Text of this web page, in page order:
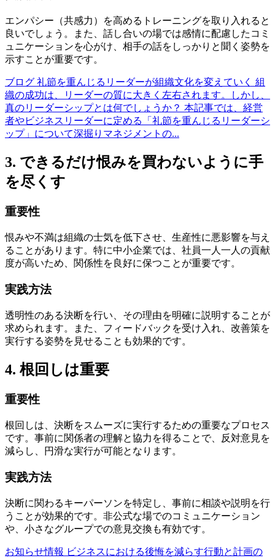
エンパシー（共感力）を高めるトレーニングを取り入れると
良いでしょう。また、話し合いの場では感情に配慮したコミ
ュニケーションを心がけ、相手の話をしっかりと聞く姿勢を
示すことが重要です。
ブログ 礼節を重んじるリーダーが組織文化を変えていく 組
織の成功は、リーダーの質に大きく左右されます。しかし、
真のリーダーシップとは何でしょうか？ 本記事では、経営
者やビジネスリーダーに定める「礼節を重んじるリーダーシ
ップ」について深掘りマネジメントの...
3. できるだけ恨みを買わないように手
を尽くす
重要性
恨みや不満は組織の士気を低下させ、生産性に悪影響を与え
ることがあります。特に中小企業では、社員一人一人の貢献
度が高いため、関係性を良好に保つことが重要です。
実践方法
透明性のある決断を行い、その理由を明確に説明することが
求められます。また、フィードバックを受け入れ、改善策を
実行する姿勢を見せることも効果的です。
4. 根回しは重要
重要性
根回しは、決断をスムーズに実行するための重要なプロセス
です。事前に関係者の理解と協力を得ることで、反対意見を
減らし、円滑な実行が可能となります。
実践方法
決断に関わるキーパーソンを特定し、事前に相談や説明を行
うことが効果的です。非公式な場でのコミュニケーション
や、小さなグループでの意見交換も有効です。
お知らせ情報 ビジネスにおける後悔を減らす行動と計画の